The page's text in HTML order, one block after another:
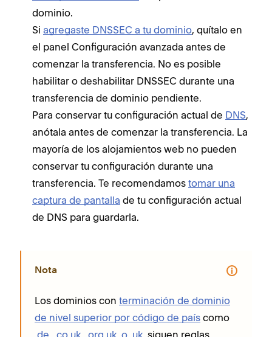
dominio.
Si agregaste DNSSEC a tu dominio, quítalo en
el panel Configuración avanzada antes de
comenzar la transferencia. No es posible
habilitar o deshabilitar DNSSEC durante una
transferencia de dominio pendiente.
Para conservar tu configuración actual de DNS,
anótala antes de comenzar la transferencia. La
mayoría de los alojamientos web no pueden
conservar tu configuración durante una
transferencia. Te recomendamos tomar una
captura de pantalla de tu configuración actual
de DNS para guardarla.
Nota
Los dominios con terminación de dominio
de nivel superior por código de país como
.de, .co.uk, .org.uk, o .uk, siguen reglas